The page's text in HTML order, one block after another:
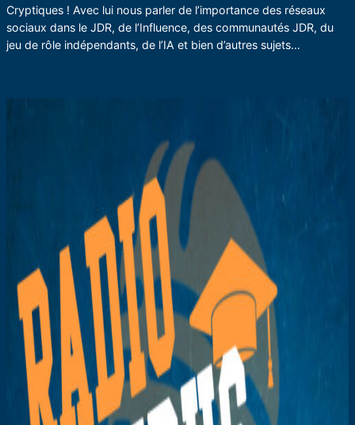
Cryptiques ! Avec lui nous parler de l’importance des réseaux
sociaux dans le JDR, de l’Influence, des communautés JDR, du
jeu de rôle indépendants, de l’IA et bien d’autres sujets…